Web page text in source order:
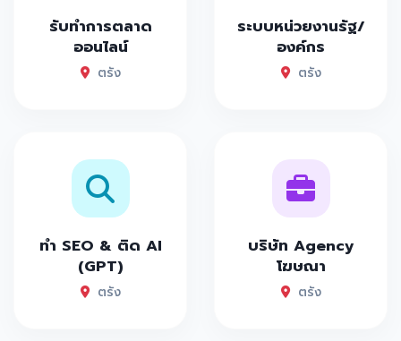
รับทำการตลาด
ออนไลน์
ตรัง
ระบบหน่วยงานรัฐ/
องค์กร
ตรัง
ทำ SEO & ติด AI
(GPT)
ตรัง
บริษัท Agency
โฆษณา
ตรัง